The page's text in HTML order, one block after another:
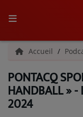
ACCUEIL
RADIO
QUI SOMMES-NOUS ?
Accueil
PONTACQ
HANDBALL » -
2024